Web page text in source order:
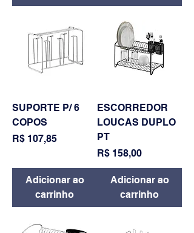
SUPORTE P/ 6
COPOS
Preço
R$ 107,85
Adicionar ao
carrinho
ESCORREDOR
LOUCAS DUPLO
PT
Preço
R$ 158,00
Adicionar ao
carrinho